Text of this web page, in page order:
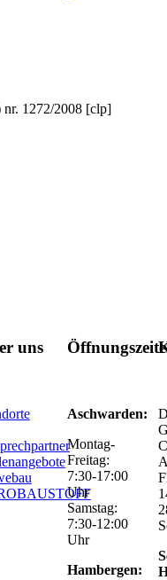
nr. 1272/2008 [clp]
uns
Aschwarden:
Montag-
Freitag:
7:30-17:00
Uhr
Samstag:
7:30-12:00
Uhr
Hambergen: